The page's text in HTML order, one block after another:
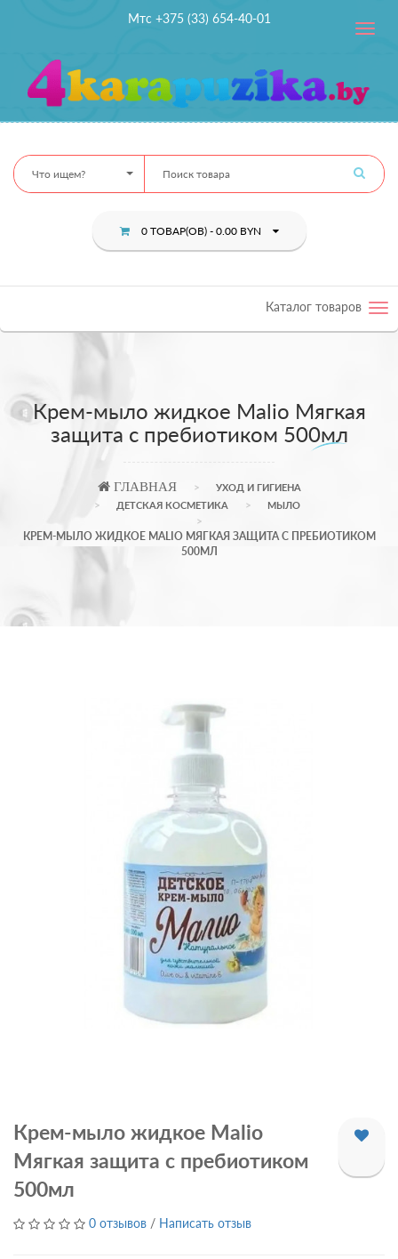
Мтс +375 (33) 654-40-01
Toggle
Что ищем?
0 ТОВАР(ОВ) - 0.00 BYN
Каталог товаров
Крем-мыло жидкое Malio Мягкая
защита с пребиотиком 500мл
ГЛАВНАЯ
УХОД И ГИГИЕНА
ДЕТСКАЯ КОСМЕТИКА
МЫЛО
КРЕМ-МЫЛО ЖИДКОЕ MALIO МЯГКАЯ ЗАЩИТА С ПРЕБИОТИКОМ
500МЛ
Крем-мыло жидкое Malio
Мягкая защита с пребиотиком
500мл
0 отзывов / Написать отзыв